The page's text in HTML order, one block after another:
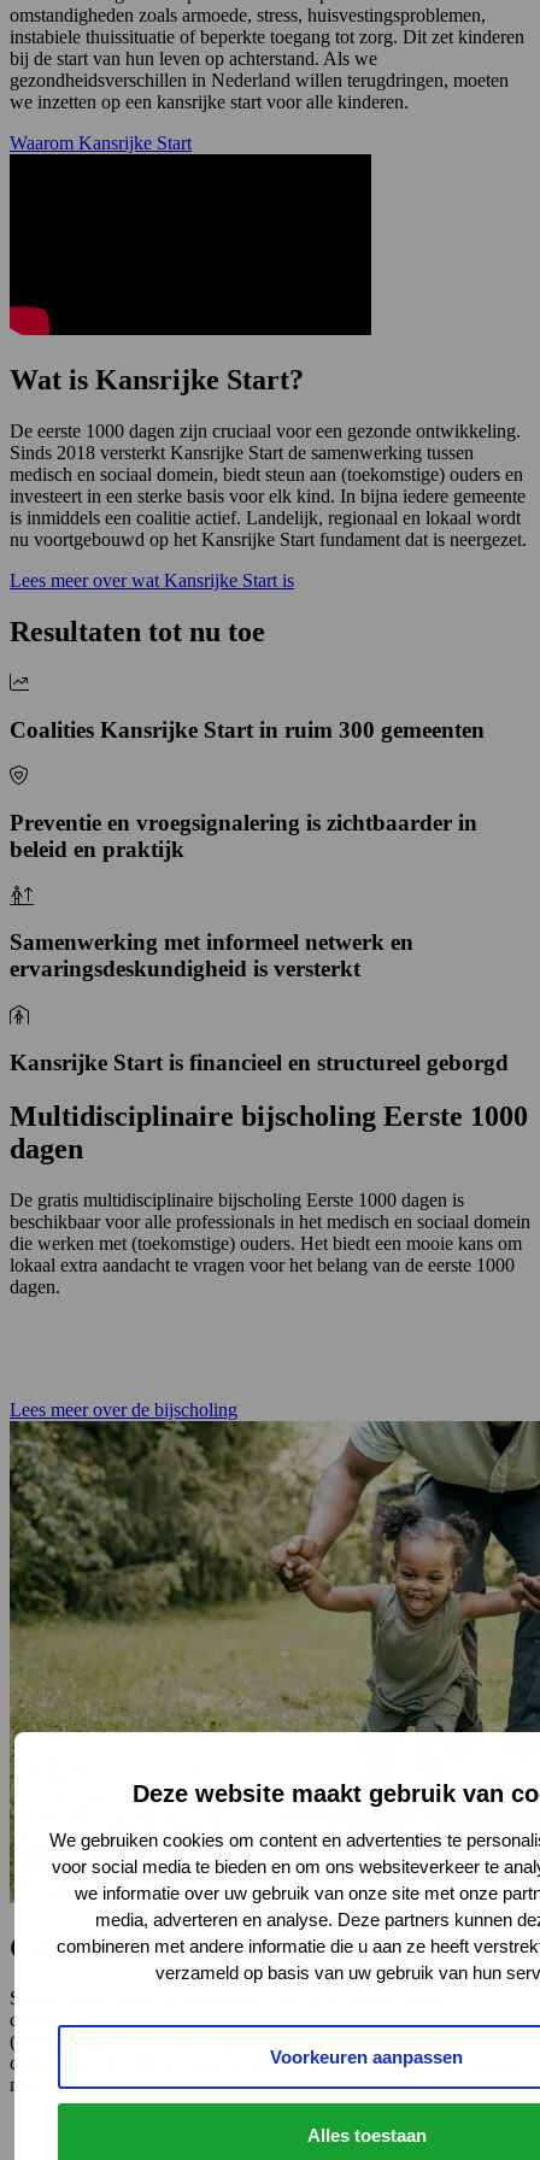
Deze website maakt gebruik van
We gebruiken cookies om content en advertenties te
voor social media te bieden en om ons websiteverkeer te
we informatie over uw gebruik van onze site met onze
media, adverteren en analyse. Deze partners kunnen
combineren met andere informatie die u aan ze heeft
verzameld op basis van uw gebruik van hun
Voorkeuren aanpassen
Alles toestaan
omstandigheden zoals armoede, stress, huisvestingsproblemen,
instabiele thuissituatie of beperkte toegang tot zorg. Dit zet kinderen
bij de start van hun leven op achterstand. Als we
gezondheidsverschillen in Nederland willen terugdringen, moeten
we inzetten op een kansrijke start voor alle kinderen.
Waarom Kansrijke Start
Wat is Kansrijke Start?
De eerste 1000 dagen zijn cruciaal voor een gezonde ontwikkeling.
Sinds 2018 versterkt Kansrijke Start de samenwerking tussen
medisch en sociaal domein, biedt steun aan (toekomstige) ouders en
investeert in een sterke basis voor elk kind. In bijna iedere gemeente
is inmiddels een coalitie actief. Landelijk, regionaal en lokaal wordt
nu voortgebouwd op het Kansrijke Start fundament dat is neergezet.
Lees meer over wat Kansrijke Start is
Resultaten tot nu toe
Coalities Kansrijke Start in ruim 300 gemeenten
Preventie en vroegsignalering is zichtbaarder in
beleid en praktijk
Samenwerking met informeel netwerk en
ervaringsdeskundigheid is versterkt
Kansrijke Start is financieel en structureel geborgd
Multidisciplinaire bijscholing Eerste 1000
dagen
De gratis multidisciplinaire bijscholing Eerste 1000 dagen is
beschikbaar voor alle professionals in het medisch en sociaal domein
die werken met (toekomstige) ouders. Het biedt een mooie kans om
lokaal extra aandacht te vragen voor het belang van de eerste 1000
dagen.
Lees meer over de bijscholing
Community
Samen leren, delen en versterken – dat is de kracht van de
community Kansrijke Start. Werk je aan een kansrijke start voor
(toekomstige) ouders en jonge kinderen? Dan is deze online
community dé plek om kennis, vragen en ervaringen uit te wisselen
met collega’s uit het hele land.